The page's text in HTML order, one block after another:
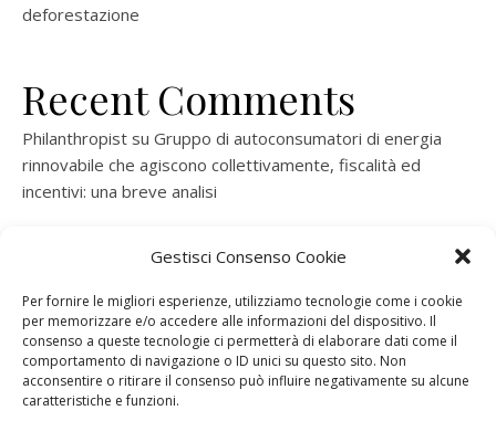
Gestisci Consenso Cookie
Per fornire le migliori esperienze, utilizziamo tecnologie come i cookie
per memorizzare e/o accedere alle informazioni del dispositivo. Il
consenso a queste tecnologie ci permetterà di elaborare dati come il
comportamento di navigazione o ID unici su questo sito. Non
acconsentire o ritirare il consenso può influire negativamente su alcune
caratteristiche e funzioni.
deforestazione
Recent Comments
Philanthropist su Gruppo di autoconsumatori di energia
rinnovabile che agiscono collettivamente, fiscalità ed
incentivi: una breve analisi
rinnovabile che agiscono collettivamente, fiscalità ed
ramatogelsuGruppo di autoconsumatori di energia
rinnovabile che agiscono collettivamente, fiscalità ed
incentivi: una breve analisi